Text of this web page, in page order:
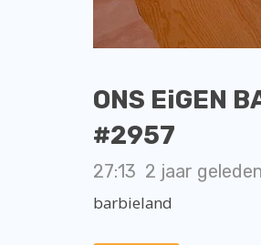
ONS EiGEN
#2957
27:13 2 jaar geleden
barbieland